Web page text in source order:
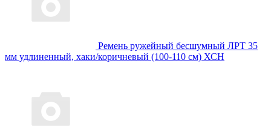
Ремень ружейный бесшумный ЛРТ 35
мм удлиненный, хаки/коричневый (100-110 см) ХСН